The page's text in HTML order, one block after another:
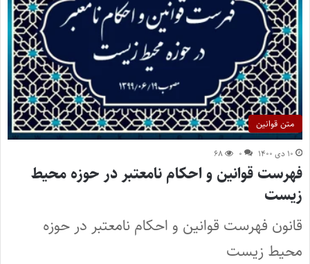
متن قوانین
۱۰ دی ۱۴۰۰ ۰ ۶۸
فهرست قوانین و احکام نامعتبر در حوزه محیط
زیست
قانون فهرست قوانين و احكام نامعتبر در حوزه
محيط زيست